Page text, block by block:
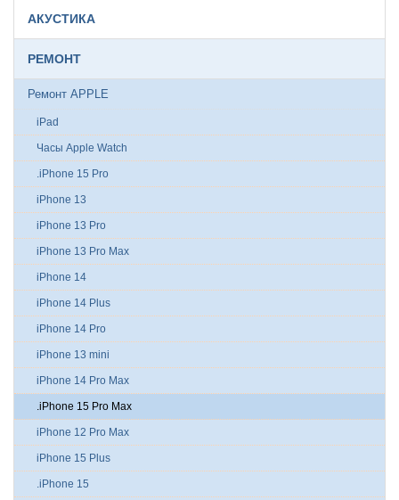
АКУСТИКА
РЕМОНТ
Ремонт APPLE
iPad
Часы Apple Watch
.iPhone 15 Pro
iPhone 13
iPhone 13 Pro
iPhone 13 Pro Max
iPhone 14
iPhone 14 Plus
iPhone 14 Pro
iPhone 13 mini
iPhone 14 Pro Max
.iPhone 15 Pro Max
iPhone 12 Pro Max
iPhone 15 Plus
.iPhone 15